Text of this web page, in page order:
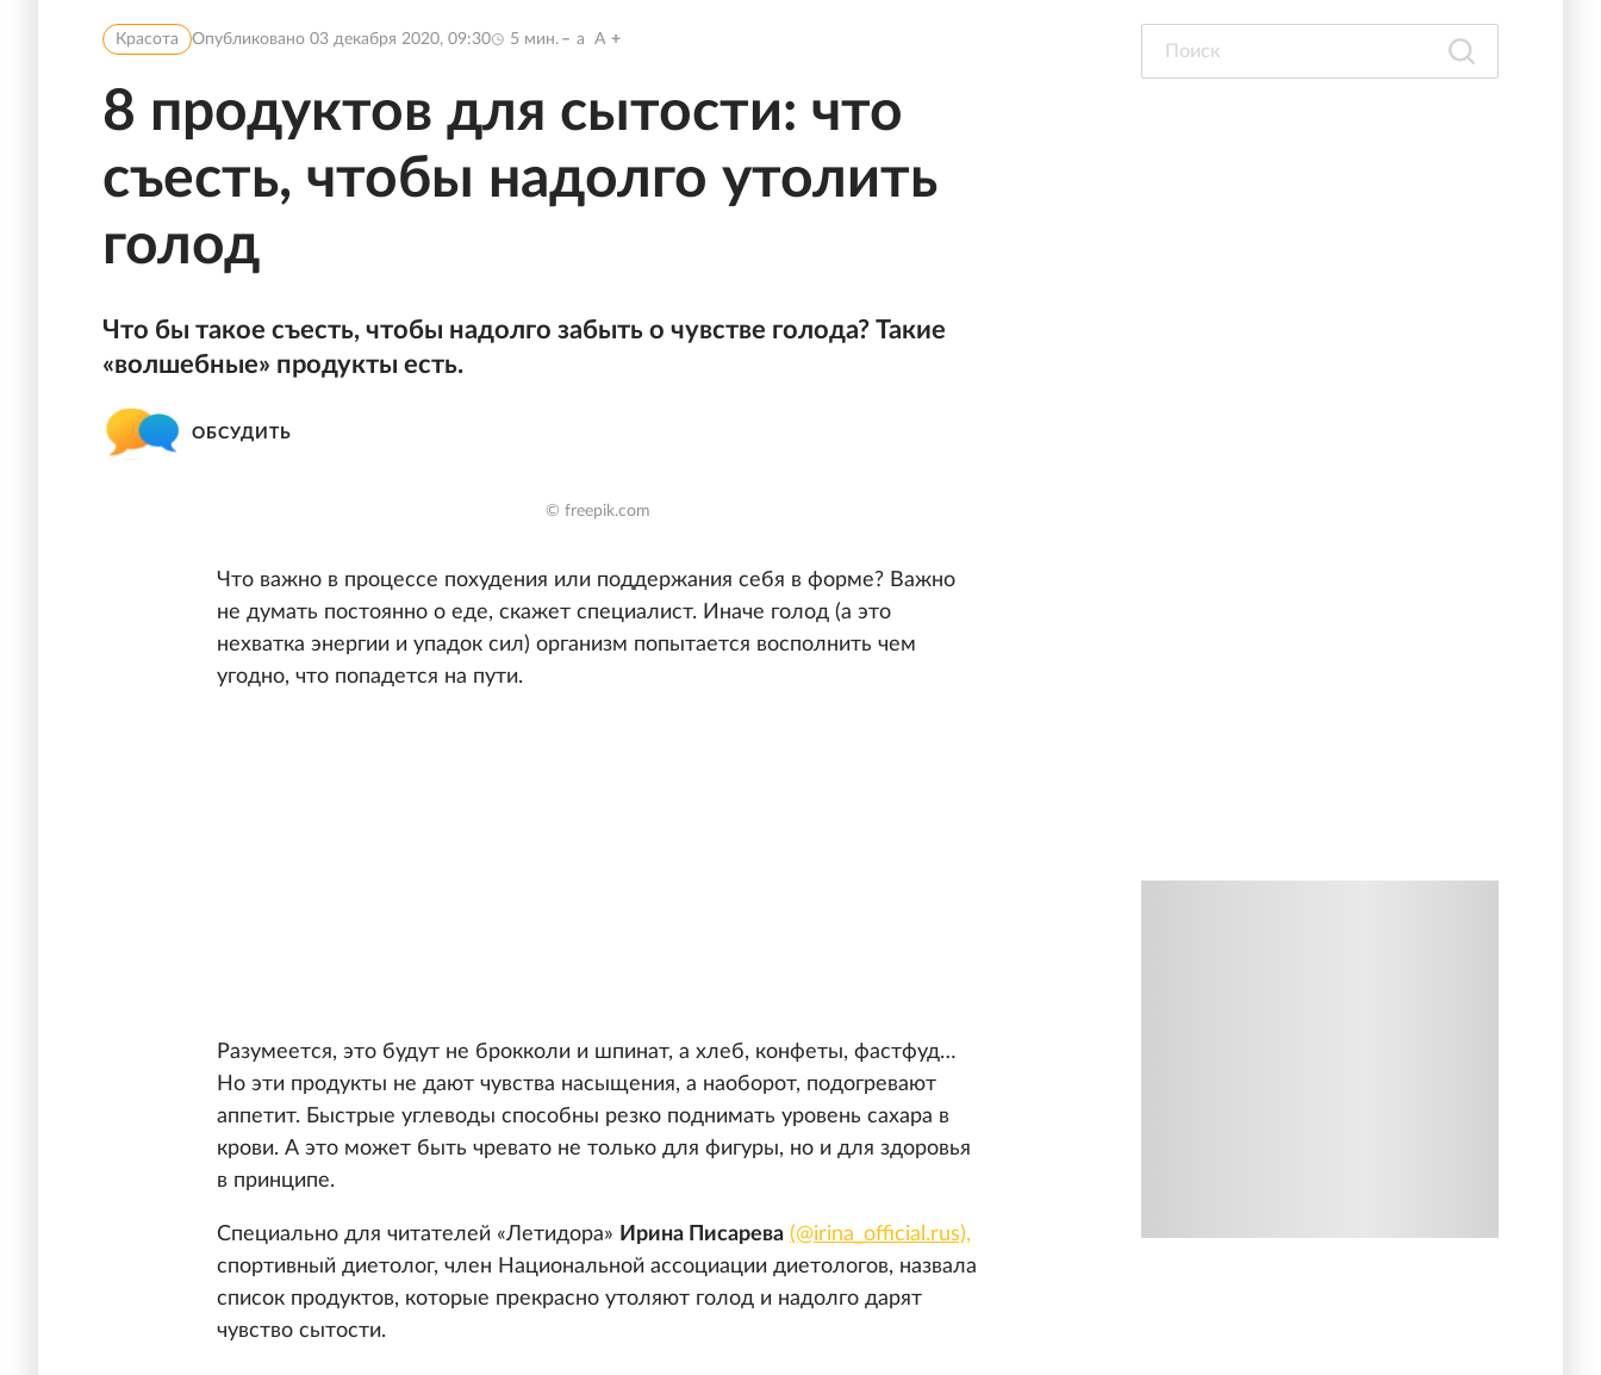
Красота Опубликовано 03 декабря 2020, 09:30 5 мин. a A
8 продуктов для сытости: что
съесть, чтобы надолго утолить
голод
Что бы такое съесть, чтобы надолго забыть о чувстве голода? Такие
«волшебные» продукты есть.
ОБСУДИТЬ
© freepik.com
Что важно в процессе похудения или поддержания себя в форме? Важно
не думать постоянно о еде, скажет специалист. Иначе голод (а это
нехватка энергии и упадок сил) организм попытается восполнить чем
угодно, что попадется на пути.
Разумеется, это будут не брокколи и шпинат, а хлеб, конфеты, фастфуд…
Но эти продукты не дают чувства насыщения, а наоборот, подогревают
аппетит. Быстрые углеводы способны резко поднимать уровень сахара в
крови. А это может быть чревато не только для фигуры, но и для здоровья
в принципе.
Специально для читателей «Летидора» Ирина Писарева (@irina_official.rus),
спортивный диетолог, член Национальной ассоциации диетологов, назвала
список продуктов, которые прекрасно утоляют голод и надолго дарят
чувство сытости.